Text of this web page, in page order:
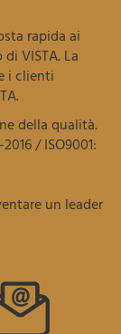
rapida ai
VISTA. La
i clienti
della qualità.
/ ISO9001:
un leader